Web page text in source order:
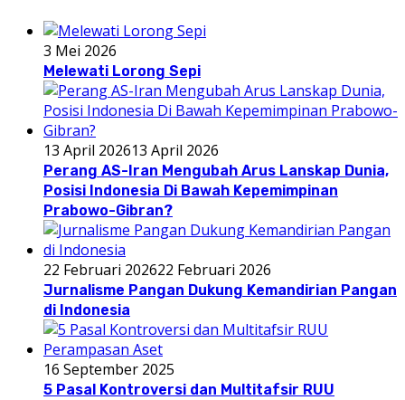
3 Mei 2026
Melewati Lorong Sepi
13 April 202613 April 2026
Perang AS-Iran Mengubah Arus Lanskap Dunia,
Posisi Indonesia Di Bawah Kepemimpinan
Prabowo-Gibran?
22 Februari 202622 Februari 2026
Jurnalisme Pangan Dukung Kemandirian Pangan
di Indonesia
16 September 2025
5 Pasal Kontroversi dan Multitafsir RUU